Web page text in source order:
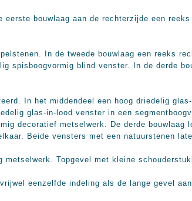
eerste bouwlaag aan de rechterzijde een
In de tweede bouwlaag een reeks
spisboogvormig blind venster. In de derde
In het middendeel een hoog driedelig
glas-in-lood venster in een
decoratief metselwerk. De derde bouwlaag
Beide vensters met een natuurstenen
Topgevel met kleine
eenzelfde indeling als de lange gevel